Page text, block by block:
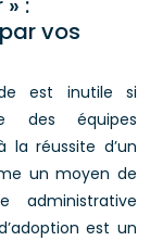
vos
est inutile si
des équipes
réussite d’un
un moyen de
est un